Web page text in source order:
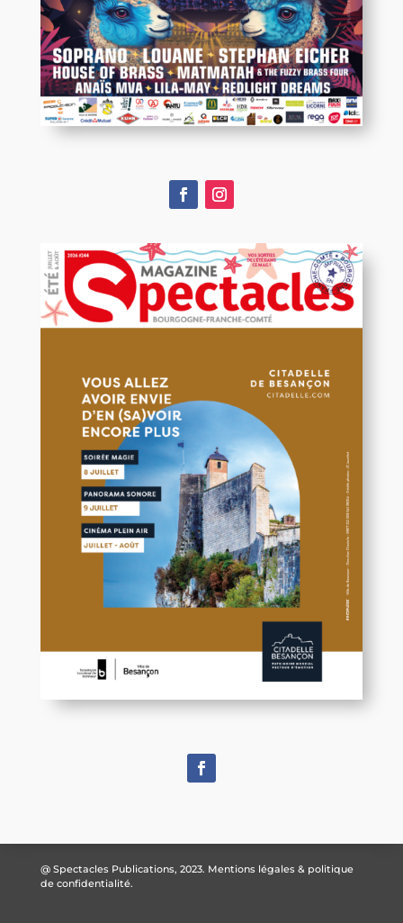
@ Spectacles Publications, 2023. Mentions légales & politique
de confidentialité.